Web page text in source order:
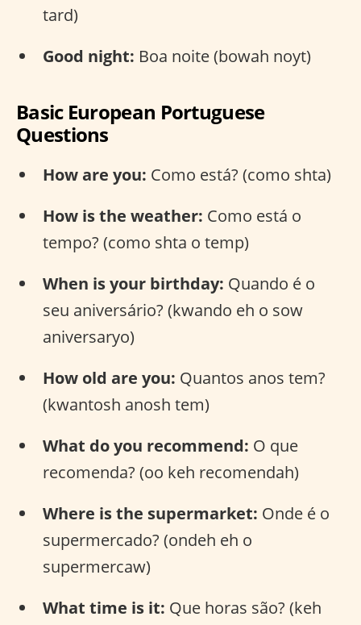
tard)
Good night: Boa noite (bowah noyt)
Basic European Portuguese
Questions
How are you: Como está? (como shta)
How is the weather: Como está o
tempo? (como shta o temp)
When is your birthday: Quando é o
seu aniversário? (kwando eh o sow
aniversaryo)
How old are you: Quantos anos tem?
(kwantosh anosh tem)
What do you recommend: O que
recomenda? (oo keh recomendah)
Where is the supermarket: Onde é o
supermercado? (ondeh eh o
supermercaw)
What time is it: Que horas são? (keh